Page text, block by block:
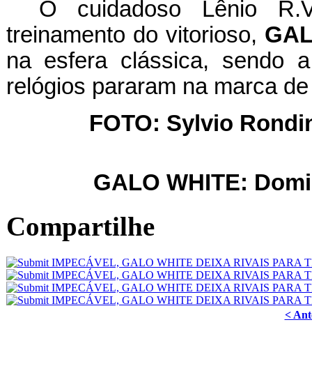
O cuidadoso Lênio
treinamento do vitorioso,
na esfera clássica, sendo
relógios pararam na marca
FOTO: Sylvio
GALO WHITE:
Compartilhe
<